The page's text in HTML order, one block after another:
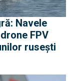
Navele
FPV
rusești